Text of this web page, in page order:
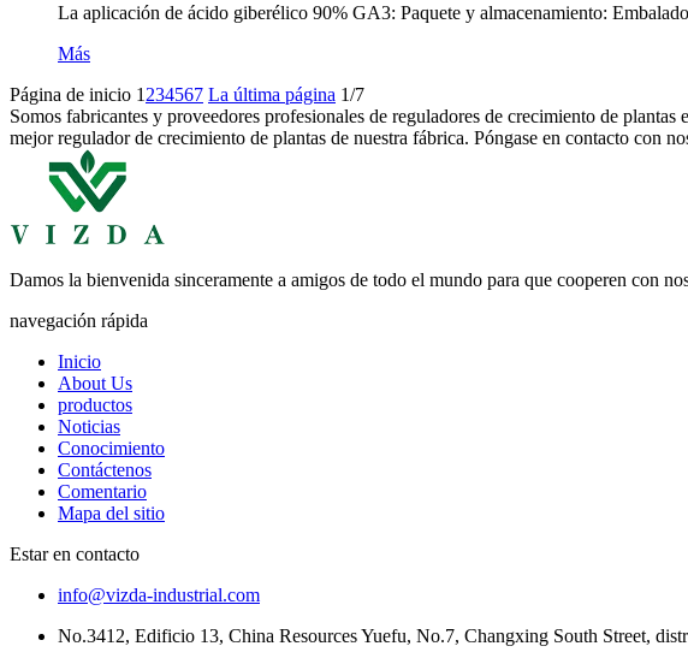
La aplicación de ácido giberélico 90% GA3: Paquete y almacenamiento:
Más
Página de inicio 1 234567 La última página 1/7
Somos fabricantes y proveedores profesionales de reguladores de crecimiento de
mejor regulador de crecimiento de plantas de nuestra fábrica. Póngase en contacto con
Damos la bienvenida sinceramente a amigos de todo el mundo para que cooperen con
navegación rápida
Inicio
About Us
productos
Noticias
Conocimiento
Contáctenos
Comentario
Mapa del sitio
Estar en contacto
info@vizda-industrial.com
No.3412, Edificio 13, China Resources Yuefu, No.7, Changxing South Street,